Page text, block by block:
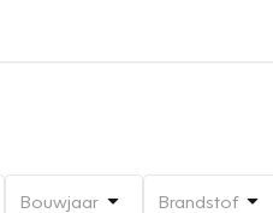
Bouwjaar Brandstof